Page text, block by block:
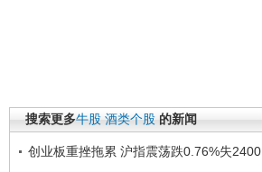
搜索更多牛股 酒类个股 的新闻
创业板重挫拖累 沪指震荡跌0.76%失2400